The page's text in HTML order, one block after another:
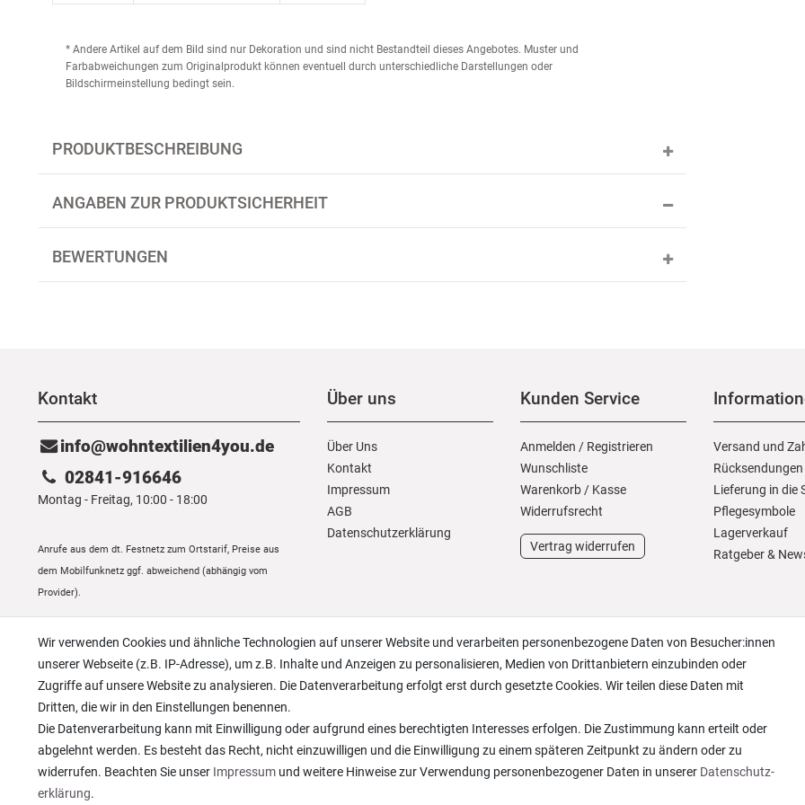
* Andere Artikel auf dem Bild sind nur Dekoration und sind nicht Bestandteil dieses Angebotes. Muster und
Farbabweichungen zum Originalprodukt können eventuell durch unterschiedliche Darstellungen oder
Bildschirmeinstellung bedingt sein.
PRODUKTBESCHREIBUNG
ANGABEN ZUR PRODUKTSICHERHEIT
BEWERTUNGEN
Kontakt
info@wohntextilien4you.de
02841-916646
Montag - Freitag, 10:00 - 18:00
Anrufe aus dem dt. Festnetz zum Ortstarif, Preise aus
dem Mobilfunknetz ggf. abweichend (abhängig vom
Provider).
Über uns
Über Uns
Kontakt
Impressum
AGB
Daten­schutz­erklärung
Kunden Service
Anmelden / Registrieren
Wunschliste
Warenkorb / Kasse
Widerrufs­recht
Vertrag widerrufen
Versand und
Rücksendungen
Lieferung in die
Pflegesymbole
Lagerverkauf
Ratgeber &
Wir verwenden Cookies und ähnliche Technologien auf unserer Website und verarbeiten personenbezogene Daten von Besucher:innen
unserer Webseite (z.B. IP-Adresse), um z.B. Inhalte und Anzeigen zu personalisieren, Medien von Drittanbietern einzubinden oder
Zugriffe auf unsere Website zu analysieren. Die Datenverarbeitung erfolgt erst durch gesetzte Cookies. Wir teilen diese Daten mit
Dritten, die wir in den Einstellungen benennen.
Die Datenverarbeitung kann mit Einwilligung oder aufgrund eines berechtigten Interesses erfolgen. Die Zustimmung kann erteilt oder
abgelehnt werden. Es besteht das Recht, nicht einzuwilligen und die Einwilligung zu einem späteren Zeitpunkt zu ändern oder zu
widerrufen. Beachten Sie unser Impressum und weitere Hinweise zur Verwendung personenbezogener Daten in unserer Daten­schutz­
erklärung.